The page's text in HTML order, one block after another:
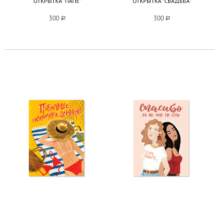
300 a 300 a